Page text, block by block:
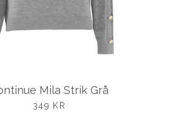
Mila Strik Grå
UDSALGSPRIS
349 KR